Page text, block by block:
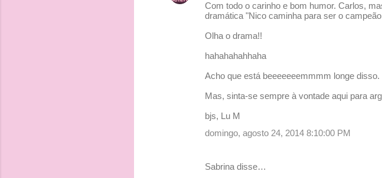
Com todo o carinho e bom humor. Carlos,
dramática "Nico caminha para ser o
Olha o drama!!
hahahahahhaha
Acho que está beeeeeeemmmm longe disso.
Mas, sinta-se sempre à vontade aqui para
bjs, Lu M
domingo, agosto 24, 2014 8:10:00 PM
Sabrina disse…